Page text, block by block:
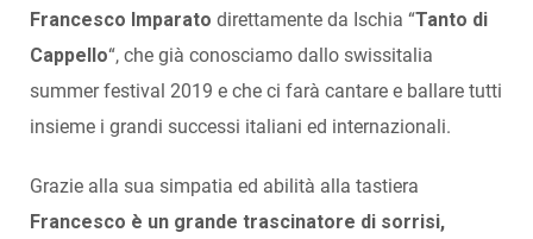
Francesco Imparato direttamente da Ischia “Tanto di
Cappello“, che già conosciamo dallo swissitalia
summer festival 2019 e che ci farà cantare e ballare tutti
insieme i grandi successi italiani ed internazionali.
Grazie alla sua simpatia ed abilità alla tastiera
Francesco è un grande trascinatore di sorrisi,